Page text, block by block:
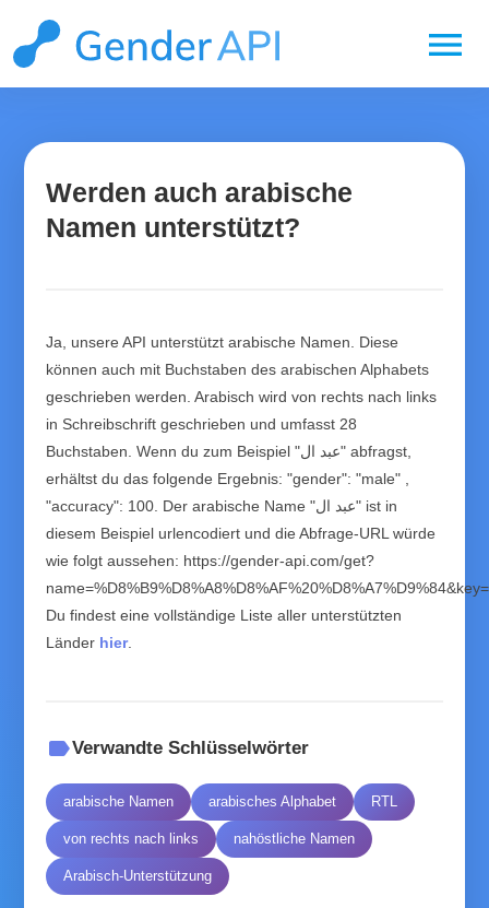
menu
Werden auch arabische
Namen unterstützt?
Ja, unsere API unterstützt arabische Namen. Diese
können auch mit Buchstaben des arabischen Alphabets
geschrieben werden. Arabisch wird von rechts nach links
in Schreibschrift geschrieben und umfasst 28
Buchstaben. Wenn du zum Beispiel "عبد ال" abfragst,
erhältst du das folgende Ergebnis: "gender": "male" ,
"accuracy": 100. Der arabische Name "عبد ال" ist in
diesem Beispiel urlencodiert und die Abfrage-URL würde
wie folgt aussehen: https://gender-api.com/get?
Du findest eine vollständige Liste aller unterstützten
Länder hier.
labelVerwandte Schlüsselwörter
arabische Namen arabisches Alphabet RTL
von rechts nach links nahöstliche Namen
Arabisch-Unterstützung